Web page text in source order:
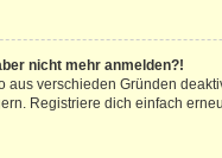
nicht mehr anmelden?!
aus verschieden Gründen
Registriere dich einfach